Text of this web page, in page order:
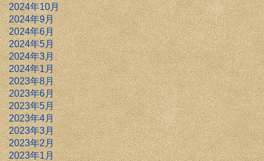
2024年10月
2024年9月
2024年6月
2024年5月
2024年3月
2024年1月
2023年8月
2023年6月
2023年5月
2023年4月
2023年3月
2023年2月
2023年1月